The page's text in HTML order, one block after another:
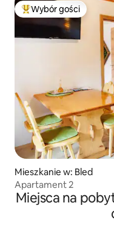
Najpopularniejsze z
Wybór gości
Mieszkanie w: Bled
Apartament 2
Miejsca na